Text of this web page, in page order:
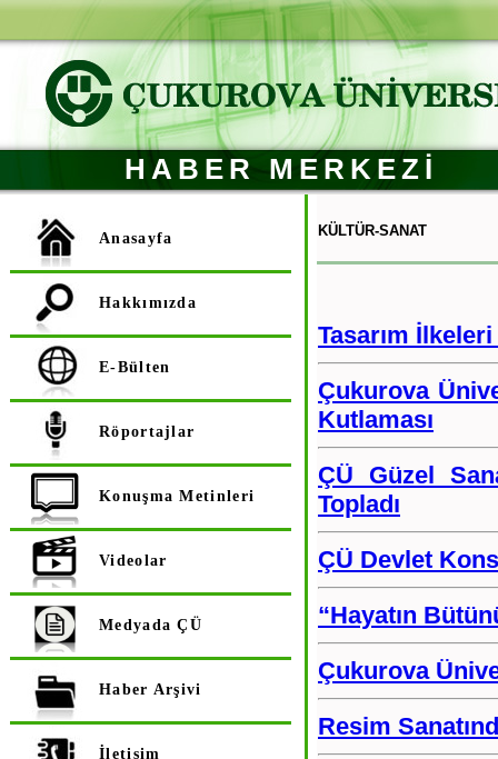
HABER MERKEZİ
Anasayfa
Hakkımızda
E-Bülten
Röportajlar
Konuşma Metinleri
Videolar
Medyada ÇÜ
Haber Arşivi
İletişim
KÜLTÜR-SANAT
Tasarım
Çukurova
Kutlaması
ÇÜ Güzel
Topladı
ÇÜ Devlet
“Hayatın
Çukurova
Resim